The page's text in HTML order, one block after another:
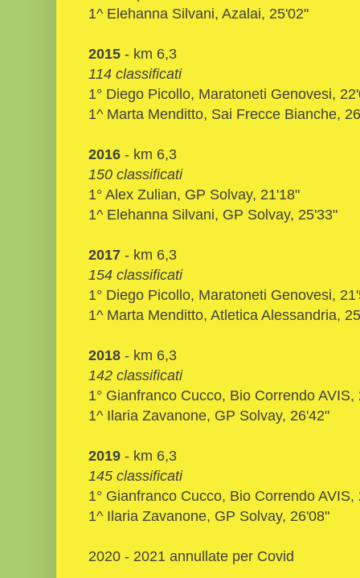
1^ Elehanna Silvani, Azalai, 25'02"
2015 - km 6,3
114 classificati
1° Diego Picollo, Maratoneti Genovesi,
1^ Marta Menditto, Sai Frecce Bianche,
2016 - km 6,3
150 classificati
1° Alex Zulian, GP Solvay, 21'18"
1^ Elehanna Silvani, GP Solvay, 25'33"
2017 - km 6,3
154 classificati
1° Diego Picollo, Maratoneti Genovesi,
1^ Marta Menditto, Atletica Alessandria,
2018 - km 6,3
142 classificati
1° Gianfranco Cucco, Bio Correndo AVIS,
1^ Ilaria Zavanone, GP Solvay, 26'42"
2019 - km 6,3
145 classificati
1° Gianfranco Cucco, Bio Correndo AVIS,
1^ Ilaria Zavanone, GP Solvay, 26'08"
2020 - 2021 annullate per Covid